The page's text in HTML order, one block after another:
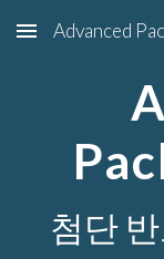
Skip to main
Advanced
첨단